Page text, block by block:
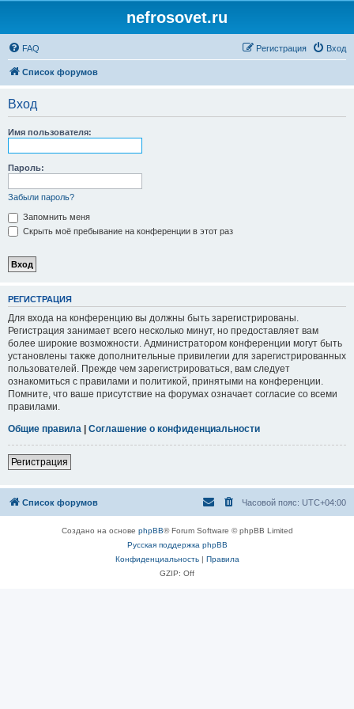
nefrosovet.ru
FAQ Вход
Регистрация
Список форумов
Вход
Имя пользователя:
Пароль:
Забыли пароль?
Запомнить меня
Скрыть моё пребывание на конференции в этот раз
РЕГИСТРАЦИЯ
Для входа на конференцию вы должны быть зарегистрированы.
Регистрация занимает всего несколько минут, но предоставляет вам
более широкие возможности. Администратором конференции могут быть
установлены также дополнительные привилегии для зарегистрированных
пользователей. Прежде чем зарегистрироваться, вам следует
ознакомиться с правилами и политикой, принятыми на конференции.
Помните, что ваше присутствие на форумах означает согласие со всеми
правилами.
Общие правила | Соглашение о конфиденциальности
Регистрация
Список форумов Часовой пояс: UTC+04:00
Создано на основе phpBB® Forum Software © phpBB Limited
Русская поддержка phpBB
Конфиденциальность| Правила
GZIP: Off